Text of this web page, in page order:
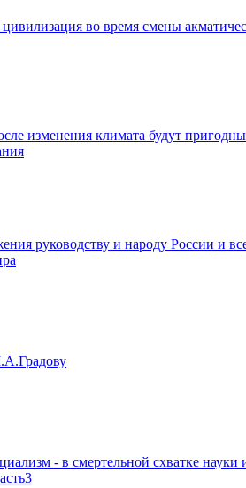
во время смены
изменения климата будут
руководству и народу России и
- в смертельной схватке науки